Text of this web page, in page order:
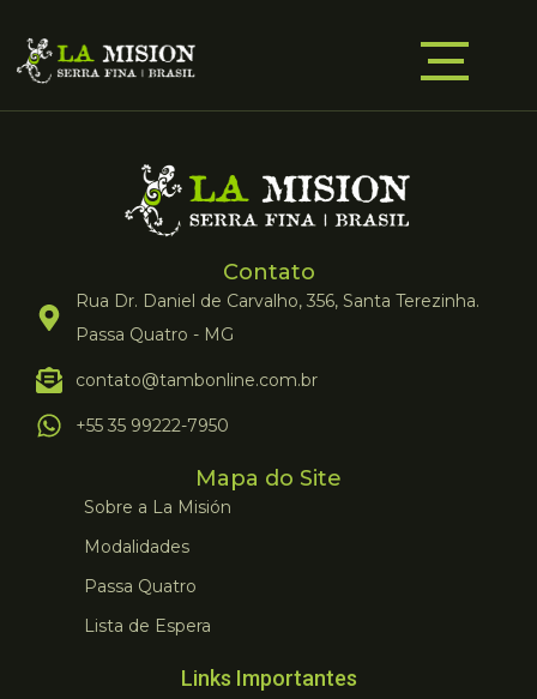
Contato
Rua Dr. Daniel de Carvalho, 356, Santa Terezinha.
Passa Quatro - MG
contato@tambonline.com.br
+55 35 99222-7950
Mapa do Site
Sobre a La Misión
Modalidades
Passa Quatro
Lista de Espera
Links Importantes